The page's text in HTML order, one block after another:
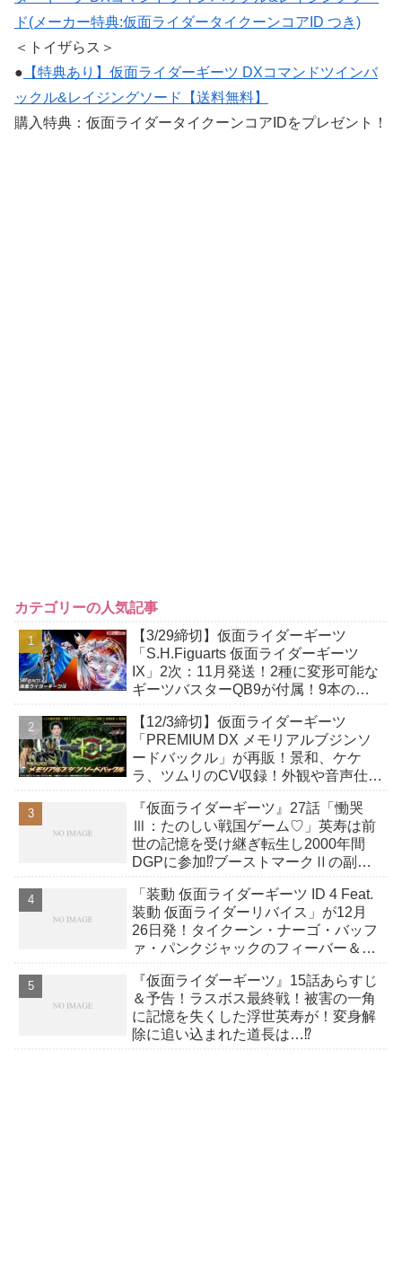
ド(メーカー特典:仮面ライダータイクーンコアID つき)
＜トイザらス＞
● 【特典あり】仮面ライダーギーツ DXコマンドツインバ
ックル&レイジングソード【送料無料】
購入特典：仮面ライダータイクーンコアIDをプレゼント！
カテゴリーの人気記事
【3/29締切】仮面ライダーギーツ
「S.H.Figuarts 仮面ライダーギーツ
IX」2次：11月発送！2種に変形可能な
ギーツバスターQB9が付属！9本の尾
【12/3締切】仮面ライダーギーツ
「PREMIUM DX メモリアルブジンソ
ードバックル」が再販！景和、ケケ
ラ、ツムリのCV収録！外観や音声仕様
『仮面ライダーギーツ』27話「慟哭
Ⅲ：たのしい戦国ゲーム♡」英寿は前
世の記憶を受け継ぎ転生し2000年間
DGPに参加⁉ブーストマークⅡの副作
「装動 仮面ライダーギーツ ID 4 Feat.
装動 仮面ライダーリバイス」が12月
26日発！タイクーン・ナーゴ・バッフ
ァ・パンクジャックのフィーバー＆ダ
『仮面ライダーギーツ』15話あらすじ
＆予告！ラスボス最終戦！被害の一角
に記憶を失くした浮世英寿が！変身解
除に追い込まれた道長は…⁉